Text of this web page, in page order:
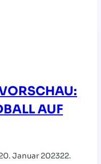
AUF
Januar 202322.